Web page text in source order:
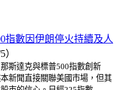
指數因伊朗停火持續及人
）
斯達克與標普500指數創新
新聞直接關聯美國市場，但其